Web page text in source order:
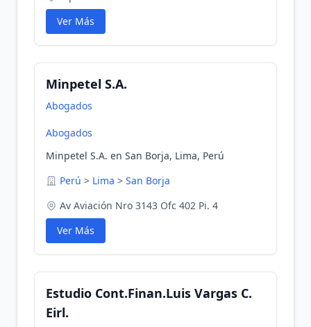
Ver Más
Minpetel S.A.
Abogados
Abogados
Minpetel S.A. en San Borja, Lima, Perú
Perú > Lima > San Borja
Av Aviación Nro 3143 Ofc 402 Pi. 4
Ver Más
Estudio Cont.Finan.Luis Vargas C.
Eirl.